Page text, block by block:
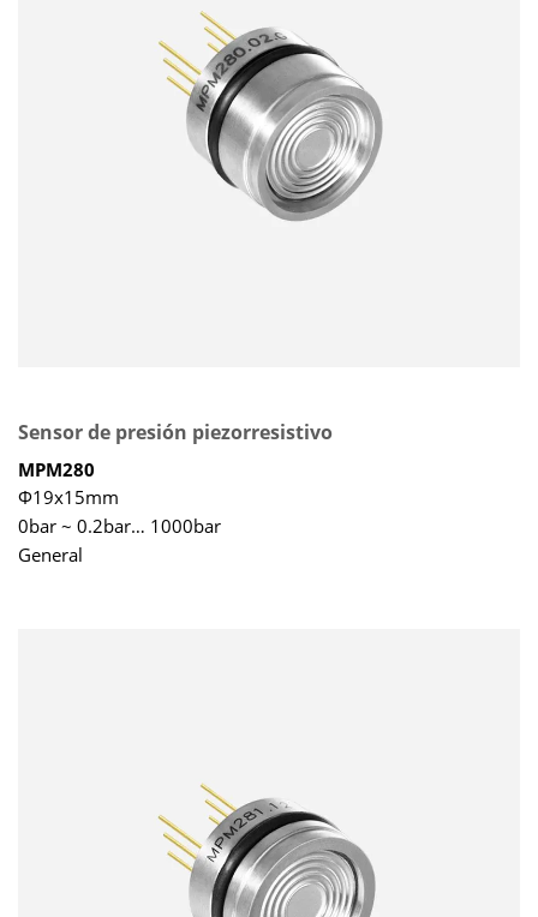
Sensor de presión piezorresistivo
MPM280
Φ19x15mm
0bar ~ 0.2bar… 1000bar
General